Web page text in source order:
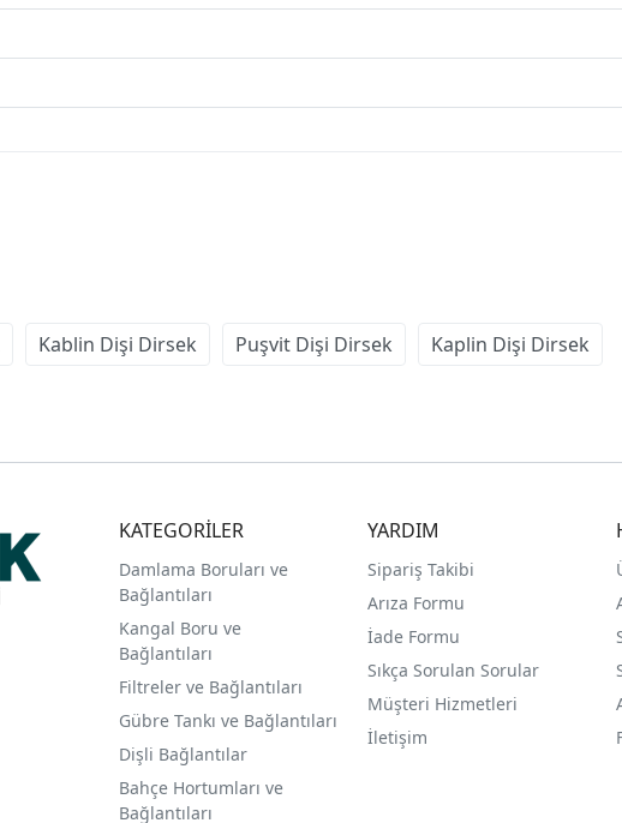
Kablin Dişi Dirsek Puşvit Dişi Dirsek Kaplin Dişi Dirsek
KATEGORİLER
Damlama Boruları ve
Bağlantıları
Kangal Boru ve
Bağlantıları
Filtreler ve Bağlantıları
Gübre Tankı ve Bağlantıları
Dişli Bağlantılar
Bahçe Hortumları ve
Bağlantıları
YARDIM
Sipariş Takibi
Arıza Formu
İade Formu
Sıkça Sorulan Sorular
Müşteri Hizmetleri
İletişim